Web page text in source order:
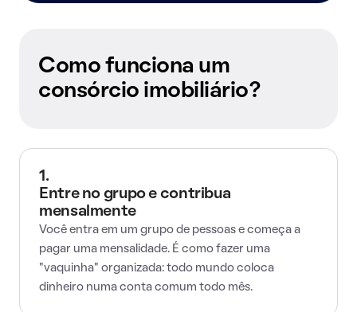
Como funciona um
consórcio imobiliário?
1.
Entre no grupo e contribua
mensalmente
Você entra em um grupo de pessoas e começa a
pagar uma mensalidade. É como fazer uma
"vaquinha" organizada: todo mundo coloca
dinheiro numa conta comum todo mês.